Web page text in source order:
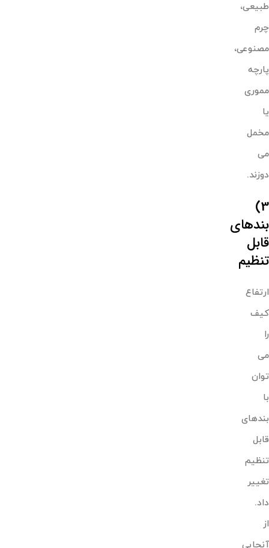
طبیعی،
چرم
مصنوعی،
پارچه
مموری
یا
مخمل
می
دوزند.
3)
بندهای
قابل
تنظیم
ارتفاع
کیف
را
می
توان
با
بندهای
قابل
تنظیم
تغییر
داد.
از
آنجایی